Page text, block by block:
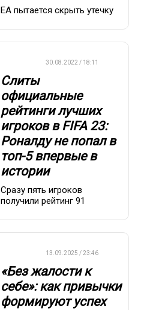
EA пытается скрыть утечку
30.08.2022 / 18:11
Слиты
официальные
рейтинги лучших
игроков в FIFA 23:
Роналду не попал в
топ-5 впервые в
истории
Сразу пять игроков
получили рейтинг 91
13.09.2025 / 23:46
«Без жалости к
себе»: как привычки
формируют успех